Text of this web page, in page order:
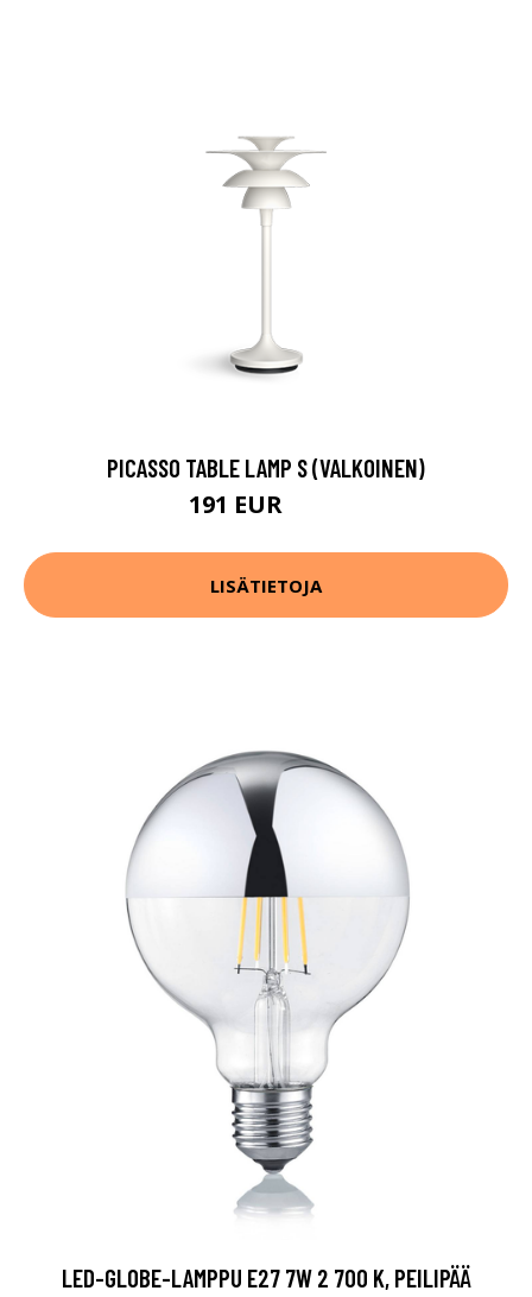
PICASSO TABLE LAMP S (VALKOINEN)
191 EUR
LISÄTIETOJA
LED-GLOBE-LAMPPU E27 7W 2 700 K, PEILIPÄÄ